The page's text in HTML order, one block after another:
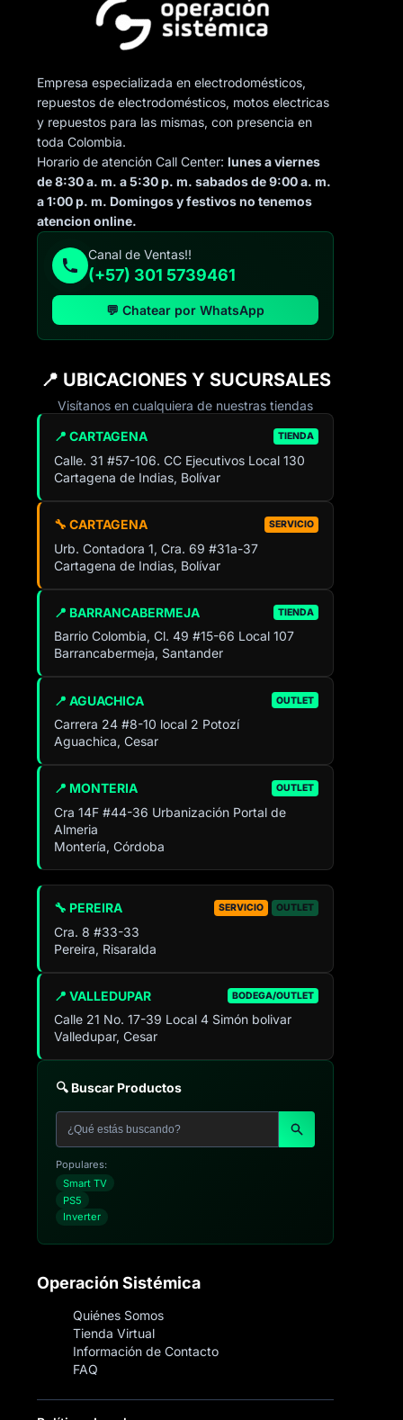
Empresa especializada en electrodomésticos,
repuestos de electrodomésticos, motos electricas
y repuestos para las mismas, con presencia en
toda Colombia.
Horario de atención Call Center:lunes a viernes
de 8:30 a. m. a 5:30 p. m. sabados de 9:00 a. m.
a 1:00 p. m. Domingos y festivos no tenemos
atencion online.
Canal de Ventas!!
(+57) 301 5739461
💬 Chatear por WhatsApp
📍 UBICACIONES Y SUCURSALES
Visítanos en cualquiera de nuestras tiendas
📍 CARTAGENA TIENDA
Calle. 31 #57-106. CC Ejecutivos Local 130
Cartagena de Indias, Bolívar
🔧 CARTAGENA SERVICIO
Urb. Contadora 1, Cra. 69 #31a-37
Cartagena de Indias, Bolívar
📍 BARRANCABERMEJA TIENDA
Barrio Colombia, Cl. 49 #15-66 Local 107
Barrancabermeja, Santander
📍 AGUACHICA OUTLET
Carrera 24 #8-10 local 2 Potozí
Aguachica, Cesar
📍 MONTERIA OUTLET
Cra 14F #44-36 Urbanización Portal de
Almeria
Montería, Córdoba
📍 VALLEDUPAR BODEGA/OUTLET
Calle 21 No. 17-39 Local 4 Simón bolivar
Valledupar, Cesar
🔧 PEREIRA SERVICIO OUTLET
Cra. 8 #33-33
Pereira, Risaralda
🔍 Buscar Productos
Populares:
Smart TV
PS5
Inverter
Operación Sistémica
Quiénes Somos
Tienda Virtual
Información de Contacto
FAQ